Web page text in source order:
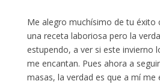
Me alegro muchísimo de tu éxito
una receta laboriosa pero la
estupendo, a ver si este invierno
me encantan. Pues ahora a
masas, la verdad es que a mí me